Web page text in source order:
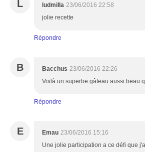
L ludmilla 23/06/2016 22:58
jolie recette
Répondre
B Bacchus 23/06/2016 22:26
Voilà un superbe gâteau aussi beau
Répondre
E Emau 23/06/2016 15:16
Une jolie participation a ce défi que